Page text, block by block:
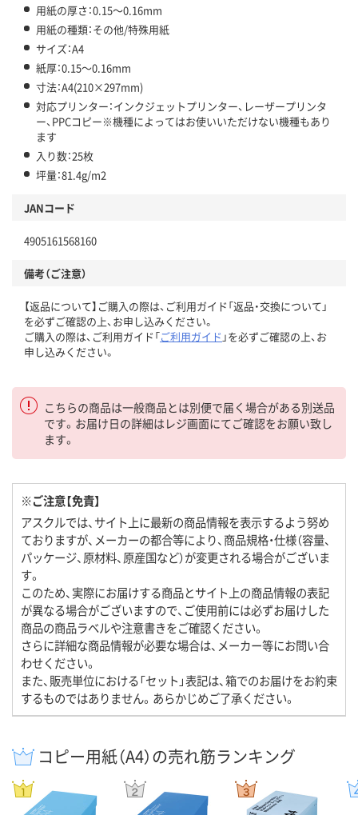
用紙の厚さ：0.15～0.16mm
用紙の種類：その他/特殊用紙
サイズ：A4
紙厚：0.15～0.16mm
寸法：A4(210×297mm)
対応プリンター：インクジェットプリンター、レーザープリンタ
ー、PPCコピー※機種によってはお使いいただけない機種もあり
ます
入り数：25枚
坪量：81.4g/m2
JANコード
4905161568160
備考（ご注意）
【返品について】ご購入の際は、ご利用ガイド「返品・交換について」
を必ずご確認の上、お申し込みください。
ご購入の際は、ご利用ガイド「ご利用ガイド 」を必ずご確認の上、お
申し込みください。
こちらの商品は一般商品とは別便で届く場合がある別送品
です。お届け日の詳細はレジ画面にてご確認をお願い致し
ます。
※ご注意【免責】
アスクルでは、サイト上に最新の商品情報を表示するよう努め
ておりますが、メーカーの都合等により、商品規格・仕様（容量、
パッケージ、原材料、原産国など）が変更される場合がございま
す。
このため、実際にお届けする商品とサイト上の商品情報の表記
が異なる場合がございますので、ご使用前には必ずお届けした
商品の商品ラベルや注意書きをご確認ください。
さらに詳細な商品情報が必要な場合は、メーカー等にお問い合
わせください。
また、販売単位における「セット」表記は、箱でのお届けをお約束
するものではありません。あらかじめご了承ください。
コピー用紙（A4）の売れ筋ランキング